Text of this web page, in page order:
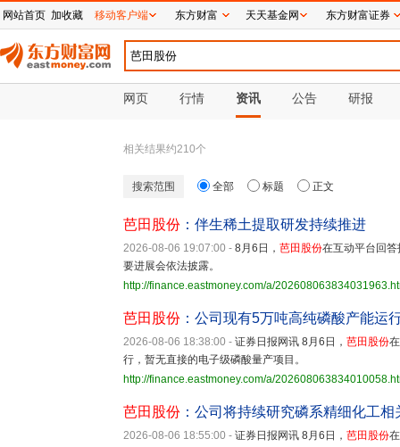
网页 行情 资讯 公告 研报
相关结果约210个
搜索范围 全部 标题 正文
芭田股份 ：伴生稀土提取研发持续推进
2026-08-06 19:07:00 - 8月6日， 芭田股份在互动平台回
要进展会依法披露。
http://finance.eastmoney.com/a/
芭田股份 ：公司现有5万吨高纯磷酸产能运
2026-08-06 18:38:00 - 证券日报网讯 8月6日， 芭田股份
行，暂无直接的电子级磷酸量产项目。
http://finance.eastmoney.com/a/
芭田股份 ：公司将持续研究磷系精细化工
2026-08-06 18:55:00 - 证券日报网讯 8月6日， 芭田股份
网站首页 加收藏 移动客户端 东方财富 天天基金网 东方财富证券